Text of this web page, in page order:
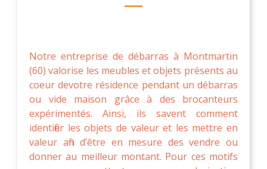
Notre entreprise de débarras à Montmartin
(60) valorise les meubles et objets présents au
coeur devotre résidence pendant un débarras
ou vide maison grâce à des brocanteurs
expérimentés. Ainsi, ils savent comment
identifier les objets de valeur et les mettre en
valeur afin d’être en mesure des vendre ou
donner au meilleur montant. Pour ces motifs